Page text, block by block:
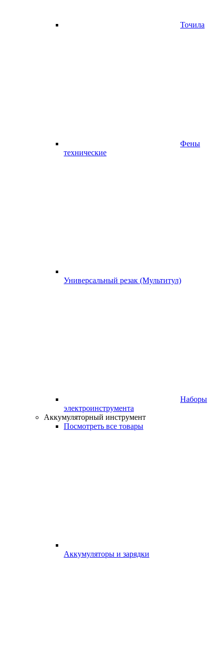
Точила
Фены
технические
Универсальный резак (Мультитул)
Наборы
электроинструмента
Аккумуляторный инструмент
Посмотреть все товары
Аккумуляторы и зарядки